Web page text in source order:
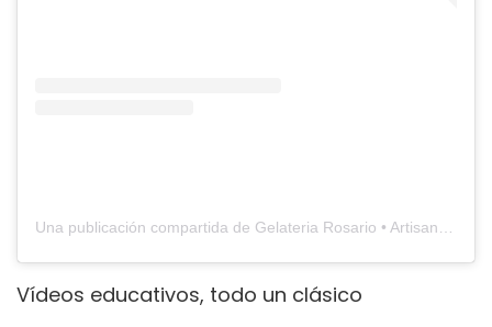
Vídeos educativos, todo un clásico